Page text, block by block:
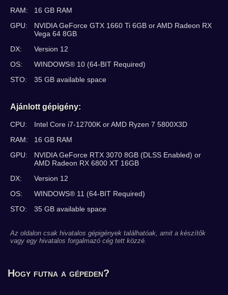
RAM:
16 GB RAM
GPU:
NVIDIA GeForce GTX 1660 Ti 6GB or AMD Radeon RX
Vega 64 8GB
DX:
Version 12
OS:
WINDOWS® 10 (64-BIT Required)
STO:
35 GB available space
Ajánlott gépigény:
CPU:
Intel Core i7-12700K or AMD Ryzen 7 5800X3D
RAM:
16 GB RAM
GPU:
NVIDIA GeForce RTX 3070 8GB (DLSS Enabled) or
AMD Radeon RX 6800 XT 16GB
DX:
Version 12
OS:
WINDOWS® 11 (64-BIT Required)
STO:
35 GB available space
Az oldalon csak hivatalos gépigények találhatóak, amit a készítők
vagy egy hivatalos forgalmazó cég tett közzé.
Hogy futna a gépeden?